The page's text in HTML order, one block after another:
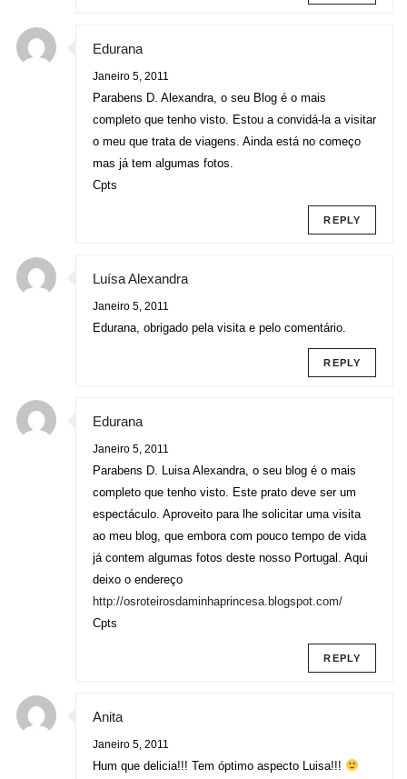
Edurana
Janeiro 5, 2011
Parabens D. Alexandra, o seu Blog é o mais
completo que tenho visto. Estou a convidá-la a visitar
o meu que trata de viagens. Ainda está no começo
mas já tem algumas fotos.
Cpts
REPLY
Luísa Alexandra
Janeiro 5, 2011
Edurana, obrigado pela visita e pelo comentário.
REPLY
Edurana
Janeiro 5, 2011
Parabens D. Luisa Alexandra, o seu blog é o mais
completo que tenho visto. Este prato deve ser um
espectáculo. Aproveito para lhe solicitar uma visita
ao meu blog, que embora com pouco tempo de vida
já contem algumas fotos deste nosso Portugal. Aqui
deixo o endereço
http://osroteirosdaminhaprincesa.blogspot.com/
Cpts
REPLY
Anita
Janeiro 5, 2011
Hum que delicia!!! Tem óptimo aspecto Luisa!!!